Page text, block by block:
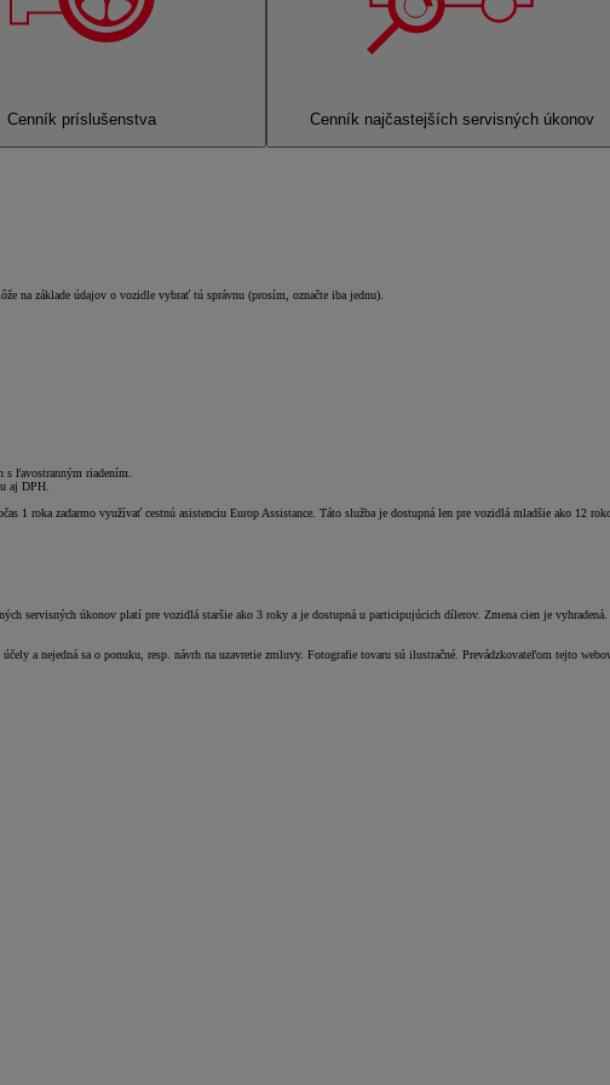
Cenník príslušenstva Cenník najčastejších servisných úkonov
na základe údajov o vozidle vybrať tú správnu (prosím, označte iba jednu).
s ľavostranným riadením.
aj DPH.
1 roka zadarmo využívať cestnú asistenciu Europ Assistance. Táto služba je dostupná len pre vozidlá mladšie ako 12
servisných úkonov platí pre vozidlá staršie ako 3 roky a je dostupná u participujúcich dílerov. Zmena cien je vyhradená.
a nejedná sa o ponuku, resp. návrh na uzavretie zmluvy. Fotografie tovaru sú ilustračné. Prevádzkovateľom tejto